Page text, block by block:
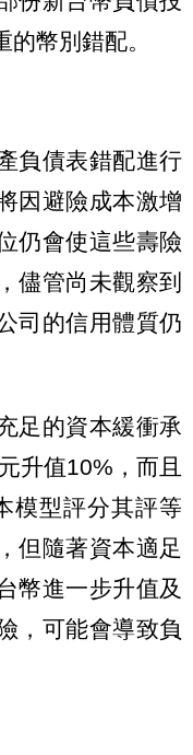
幣別錯配。
負債表錯配進行
因避險成本激增
仍會使這些壽險
儘管尚未觀察到
司的信用體質仍
足的資本緩衝承
升值10%，而且
模型評分其評等
但隨著資本適足
幣進一步升值及
，可能會導致負